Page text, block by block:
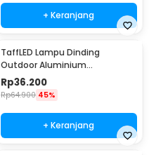
+ Keranjang
TaffLED Lampu Dinding
Outdoor Aluminium
Waterproof LED 3W Warm
White - WD079
Rp36.200
Rp64.900 45%
+ Keranjang